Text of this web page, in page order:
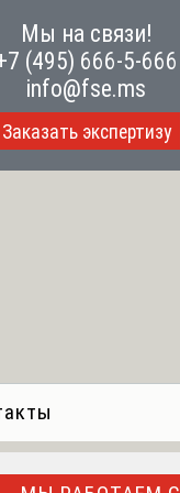
Мы на связи!
(495) 666-5-666
info@fse.ms
Заказать экспертизу